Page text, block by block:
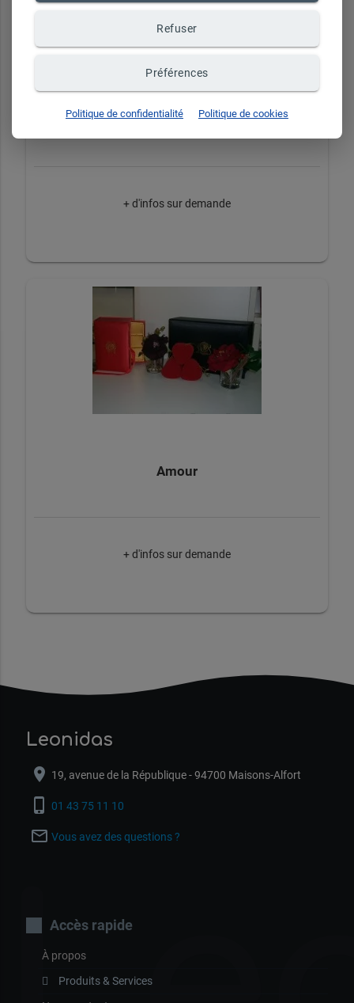
Coffre en organza
+ d'infos sur demande
Amour
+ d'infos sur demande
Leonidas
location_on 19, avenue de la République - 94700 Maisons-Alfort
phone_iphone 01 43 75 11 10
mail_outline Vous avez des questions ?
Accès rapide
À propos
Produits & Services
Refuser
Préférences
Politique de confidentialité Politique de cookies